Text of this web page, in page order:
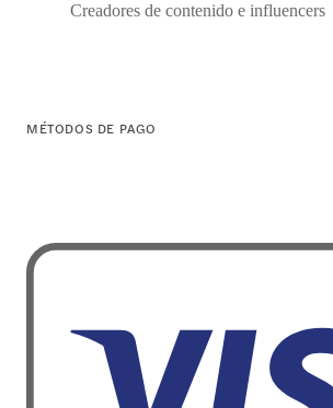
Creadores de contenido e influencers
MÉTODOS DE PAGO